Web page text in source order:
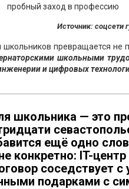
Источник: соцсети
превращается не
школьными
и цифровых
школьника — это
ещё одно
конкретно: IT-
соседствует
подарками с